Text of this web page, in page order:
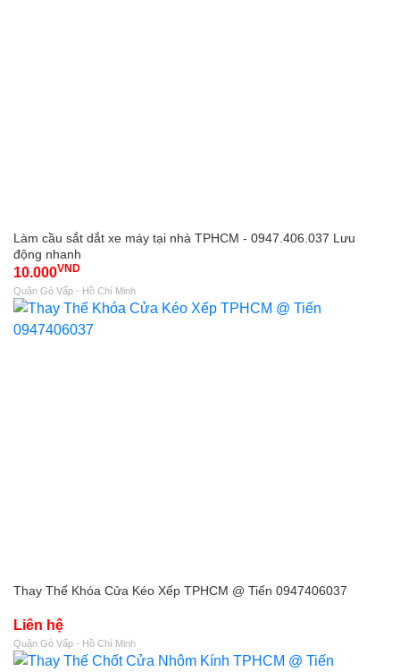
Làm cầu sắt dắt xe máy tại nhà TPHCM - 0947.406.037 Lưu
động nhanh
10.000VND
Quận Gò Vấp - Hồ Chí Minh
Thay Thế Khóa Cửa Kéo Xếp TPHCM @ Tiến 0947406037
Liên hệ
Quận Gò Vấp - Hồ Chí Minh